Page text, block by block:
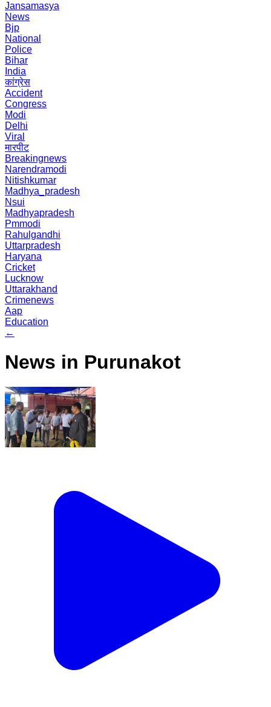
Jansamasya
News
Bjp
National
Police
Bihar
India
कांग्रेस
Accident
Congress
Modi
Delhi
Viral
मारपीट
Breakingnews
Narendramodi
Nitishkumar
Madhya_pradesh
Nsui
Madhyapradesh
Pmmodi
Rahulgandhi
Uttarpradesh
Haryana
Cricket
Lucknow
Uttarakhand
Crimenews
Aap
Education
←
News in Purunakot